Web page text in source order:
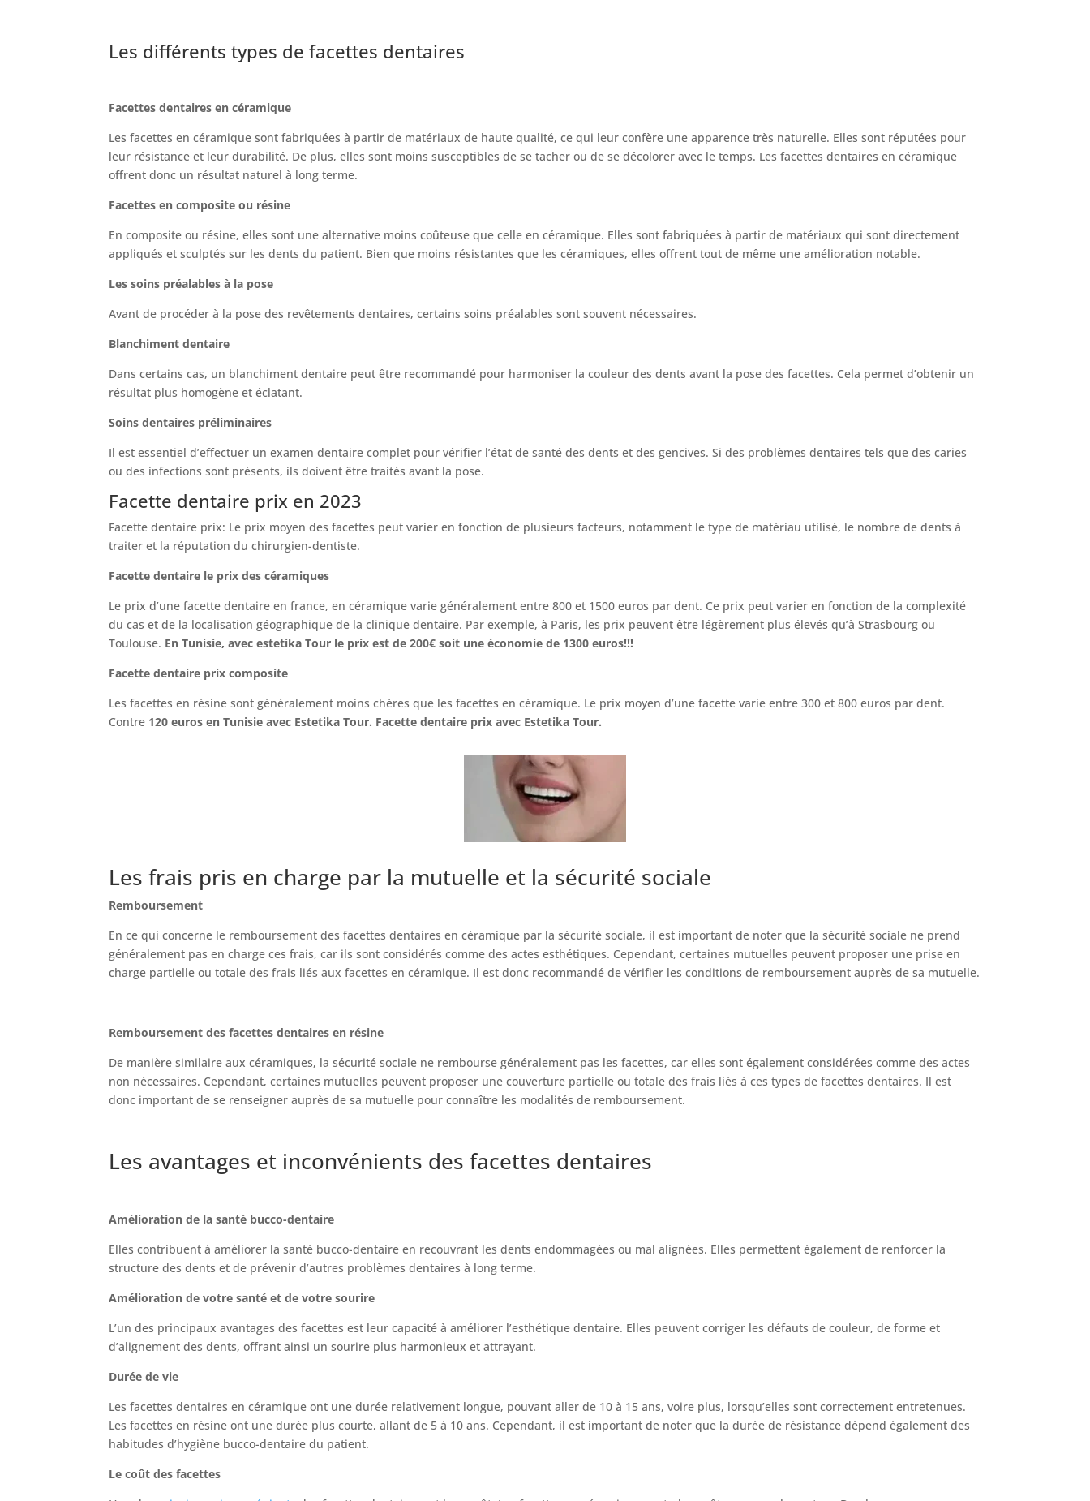
Les différents types de facettes dentaires
Facettes dentaires en céramique
Les facettes en céramique sont fabriquées à partir de matériaux de haute qualité, ce qui leur confère une apparence très naturelle. Elles sont réputées pour
leur résistance et leur durabilité. De plus, elles sont moins susceptibles de se tacher ou de se décolorer avec le temps. Les facettes dentaires en céramique
offrent donc un résultat naturel à long terme.
Facettes en composite ou résine
En composite ou résine, elles sont une alternative moins coûteuse que celle en céramique. Elles sont fabriquées à partir de matériaux qui sont directement
appliqués et sculptés sur les dents du patient. Bien que moins résistantes que les céramiques, elles offrent tout de même une amélioration notable.
Les soins préalables à la pose
Avant de procéder à la pose des revêtements dentaires, certains soins préalables sont souvent nécessaires.
Blanchiment dentaire
Dans certains cas, un blanchiment dentaire peut être recommandé pour harmoniser la couleur des dents avant la pose des facettes. Cela permet d’obtenir un
résultat plus homogène et éclatant.
Soins dentaires préliminaires
Il est essentiel d’effectuer un examen dentaire complet pour vérifier l’état de santé des dents et des gencives. Si des problèmes dentaires tels que des caries
ou des infections sont présents, ils doivent être traités avant la pose.
Facette dentaire prix en 2023
Facette dentaire prix: Le prix moyen des facettes peut varier en fonction de plusieurs facteurs, notamment le type de matériau utilisé, le nombre de dents à
traiter et la réputation du chirurgien-dentiste.
Facette dentaire le prix des céramiques
Le prix d’une facette dentaire en france, en céramique varie généralement entre 800 et 1500 euros par dent. Ce prix peut varier en fonction de la complexité
du cas et de la localisation géographique de la clinique dentaire. Par exemple, à Paris, les prix peuvent être légèrement plus élevés qu’à Strasbourg ou
Toulouse. En Tunisie, avec estetika Tour le prix est de 200€ soit une économie de 1300 euros!!!
Facette dentaire prix composite
Les facettes en résine sont généralement moins chères que les facettes en céramique. Le prix moyen d’une facette varie entre 300 et 800 euros par dent.
Contre 120 euros en Tunisie avec Estetika Tour. Facette dentaire prix avec Estetika Tour.
Les frais pris en charge par la mutuelle et la sécurité sociale
Remboursement
En ce qui concerne le remboursement des facettes dentaires en céramique par la sécurité sociale, il est important de noter que la sécurité sociale ne prend
généralement pas en charge ces frais, car ils sont considérés comme des actes esthétiques. Cependant, certaines mutuelles peuvent proposer une prise en
charge partielle ou totale des frais liés aux facettes en céramique. Il est donc recommandé de vérifier les conditions de remboursement auprès de sa mutuelle.
Remboursement des facettes dentaires en résine
De manière similaire aux céramiques, la sécurité sociale ne rembourse généralement pas les facettes, car elles sont également considérées comme des actes
non nécessaires. Cependant, certaines mutuelles peuvent proposer une couverture partielle ou totale des frais liés à ces types de facettes dentaires. Il est
donc important de se renseigner auprès de sa mutuelle pour connaître les modalités de remboursement.
Les avantages et inconvénients des facettes dentaires
Amélioration de la santé bucco-dentaire
Elles contribuent à améliorer la santé bucco-dentaire en recouvrant les dents endommagées ou mal alignées. Elles permettent également de renforcer la
structure des dents et de prévenir d’autres problèmes dentaires à long terme.
Amélioration de votre santé et de votre sourire
L’un des principaux avantages des facettes est leur capacité à améliorer l’esthétique dentaire. Elles peuvent corriger les défauts de couleur, de forme et
d’alignement des dents, offrant ainsi un sourire plus harmonieux et attrayant.
Durée de vie
Les facettes dentaires en céramique ont une durée relativement longue, pouvant aller de 10 à 15 ans, voire plus, lorsqu’elles sont correctement entretenues.
Les facettes en résine ont une durée plus courte, allant de 5 à 10 ans. Cependant, il est important de noter que la durée de résistance dépend également des
habitudes d’hygiène bucco-dentaire du patient.
Le coût des facettes